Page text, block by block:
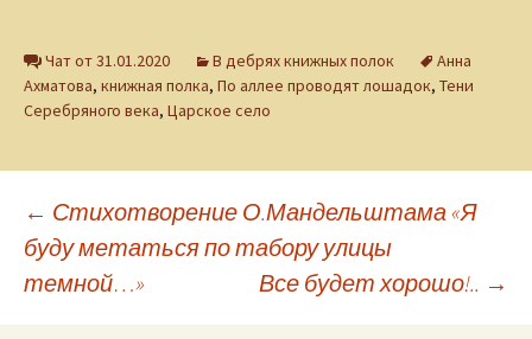
Чат от 31.01.2020 В дебрях книжных полок
Анна
Ахматова, книжная полка, По аллее проводят лошадок, Тени
Серебряного века, Царское село
Навигация
по
← Стихотворение О.Мандельштама «Я
буду метаться по табору улицы
темной…»
Все будет хорошо!.. →